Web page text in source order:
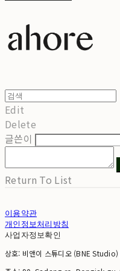
Edit
Delete
글쓴이
Return To List
이용약관
개인정보처리방침
사업자정보확인
상호: 비앤이 스튜디오 (BNE